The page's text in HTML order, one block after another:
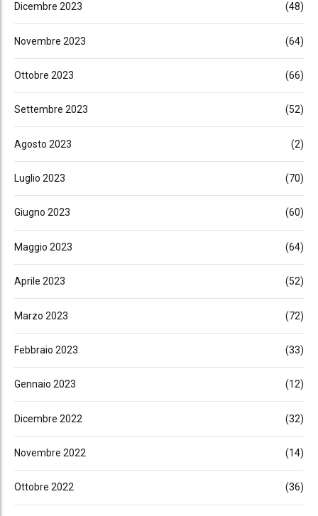
Dicembre 2023 (48)
Novembre 2023 (64)
Ottobre 2023 (66)
Settembre 2023 (52)
Agosto 2023 (2)
Luglio 2023 (70)
Giugno 2023 (60)
Maggio 2023 (64)
Aprile 2023 (52)
Marzo 2023 (72)
Febbraio 2023 (33)
Gennaio 2023 (12)
Dicembre 2022 (32)
Novembre 2022 (14)
Ottobre 2022 (36)